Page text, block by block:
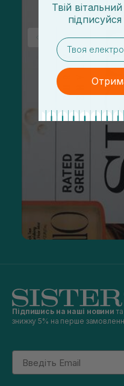
Підпишись на наші новини
знижку 5% на перше
Email
Твій
підписуйся
email